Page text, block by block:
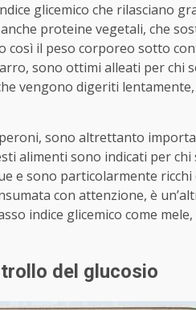
glicemico che rilasciano
proteine vegetali, che
il peso corporeo sotto
sono ottimi alleati per chi
vengono digeriti
sono altrettanto
alimenti sono indicati per chi
e sono particolarmente
con attenzione, è
indice glicemico come
del glucosio